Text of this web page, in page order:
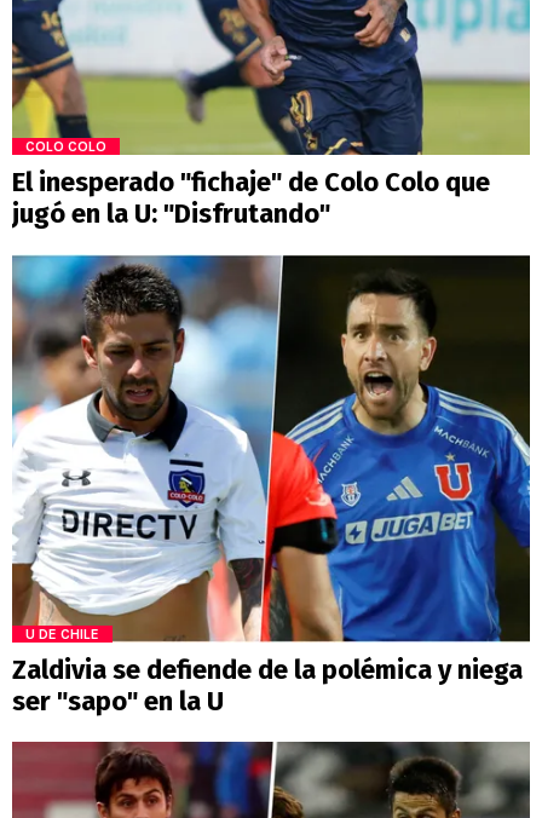
COLO COLO
El inesperado "fichaje" de Colo Colo que
jugó en la U: "Disfrutando"
U DE CHILE
Zaldivia se defiende de la polémica y niega
ser "sapo" en la U